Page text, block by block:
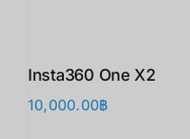
Insta360 One X2
10,000.00฿